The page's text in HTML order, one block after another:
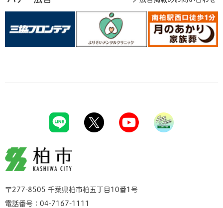
柏市
〒277-8505 千葉県柏市柏五丁目10番1号
電話番号：04-7167-1111